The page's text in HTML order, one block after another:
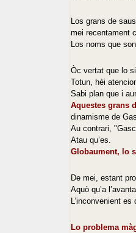
Los grans de
mei recentament
Los noms que
Òc vertat que lo
Totun, hèi
Sabi plan que i
Aquestes grans
dinamisme de
Au contrari,
Atau qu’es.
Globaument, lo
De mei, estant
Aquò qu’a
L’inconvenient
Lo problema